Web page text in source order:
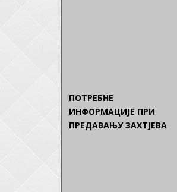
ПОТРЕБНЕ
ИНФОРМАЦИЈЕ ПРИ
ПРЕДАВАЊУ ЗАХТЈЕВА